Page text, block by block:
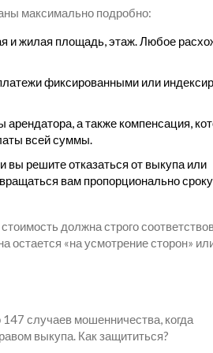
максимально подробно:
и жилая площадь, этаж. Любое
фиксированными или
а также компенсация,
всей суммы.
вы решите отказаться от выкупа или
вам пропорционально сроку
должна строго
остается «на усмотрение сторон»
случаев мошенничества, когда
выкупа. Как защититься?